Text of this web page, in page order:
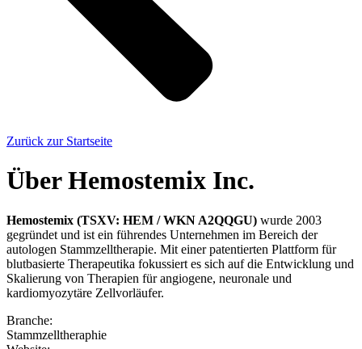
Zurück zur Startseite
Über Hemostemix Inc.
Hemostemix (TSXV: HEM / WKN A2QQGU) wurde 2003
gegründet und ist ein führendes Unternehmen im Bereich der
autologen Stammzelltherapie. Mit einer patentierten Plattform für
blutbasierte Therapeutika fokussiert es sich auf die Entwicklung und
Skalierung von Therapien für angiogene, neuronale und
kardiomyozytäre Zellvorläufer.
Branche:
Stammzelltheraphie